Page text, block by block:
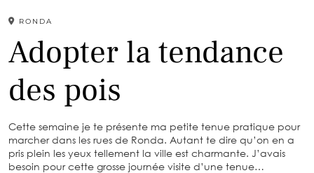
RONDA
Adopter la tendance
des pois
Cette semaine je te présente ma petite tenue pratique pour
marcher dans les rues de Ronda. Autant te dire qu’on en a
pris plein les yeux tellement la ville est charmante. J’avais
besoin pour cette grosse journée visite d’une tenue…